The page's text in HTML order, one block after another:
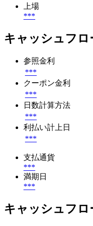
上場
***
キャッシュフロ
参照金利
***
クーポン金利
***
日数計算方法
***
利払い計上日
***
支払通貨
***
満期日
***
キャッシュフロ